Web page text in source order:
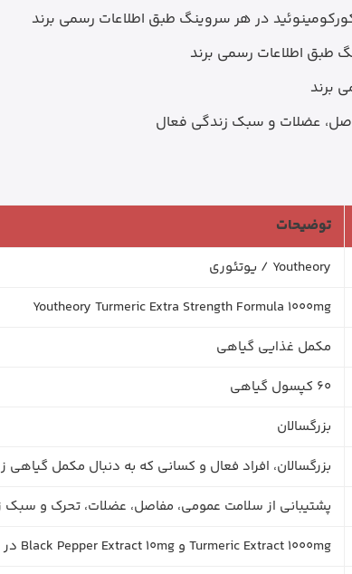
عضلات و سبک زندگی فعال
توضیحات
Youtheory / یوتئوری
Youtheory Turmeric Extra Strength Formula 1000mg
مکمل غذایی گیاهی
60 کپسول گیاهی
بزرگسالان
بزرگسالان، افراد فعال و کسانی که به دنبال مکمل
پشتیبانی از سلامت عمومی، مفاصل، عضلات، تحرک و سبک
Turmeric Extract 1000mg و Black Pepper Extract 10mg در هر سروینگ طبق اطلاعات رسمی برند